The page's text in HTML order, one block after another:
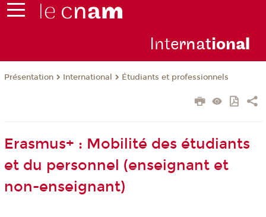
International
Présentation International Étudiants et professionnels
Erasmus+ : Mobilité des étudiants
et du personnel (enseignant et
non-enseignant)